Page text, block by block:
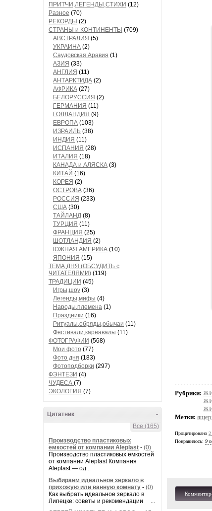
ПРИТЧИ,ЛЕГЕНДЫ,СТИХИ (12)
Разное (70)
РЕКОРДЫ (2)
СТРАНЫ и КОНТИНЕНТЫ (709)
АВСТРАЛИЯ (5)
УКРАИНА (2)
Саудовская Аравия (1)
АЗИЯ (33)
АНГЛИЯ (11)
АНТАРКТИДА (2)
АФРИКА (27)
БЕЛОРУССИЯ (2)
ГЕРМАНИЯ (11)
ГОЛЛАНДИЯ (9)
ЕВРОПА (103)
ИЗРАИЛЬ (38)
ИНДИЯ (11)
ИСПАНИЯ (28)
ИТАЛИЯ (18)
КАНАДА и АЛЯСКА (3)
КИТАЙ (16)
КОРЕЯ (2)
ОСТРОВА (36)
РОССИЯ (233)
США (30)
ТАЙЛАНД (8)
ТУРЦИЯ (11)
ФРАНЦИЯ (25)
ШОТЛАНДИЯ (2)
ЮЖНАЯ АМЕРИКА (10)
ЯПОНИЯ (15)
ТЕМА ДНЯ (ОБСУДИТЬ с
ЧИТАТЕЛЯМИ) (119)
ТРАДИЦИИ (45)
Игры,шоу (3)
Легенды,мифы (4)
Народы,племена (1)
Праздники (16)
Ритуалы,обряды,обычаи (11)
Фестивали,карнавалы (11)
ФОТОГРАФИИ (568)
Мои фото (77)
Фото дня (183)
Фотоподборки (297)
ФЭНТЕЗИ (4)
ЧУДЕСА (7)
ЭКОЛОГИЯ (7)
-
Цитатник
Все (165)
Производство пластиковых
емкостей от компании Aleplast - (0)
Производство пластиковых емкостей
от компании Aleplast Компания
Aleplast — од...
Выбираем идеальное зеркало в
прихожую или ванную комнату - (0)
Как выбрать идеальное зеркало в
Липецке: советы и рекомендации ...
Рубрики:
Метки:
Процитировано 2
Понравилось: 9